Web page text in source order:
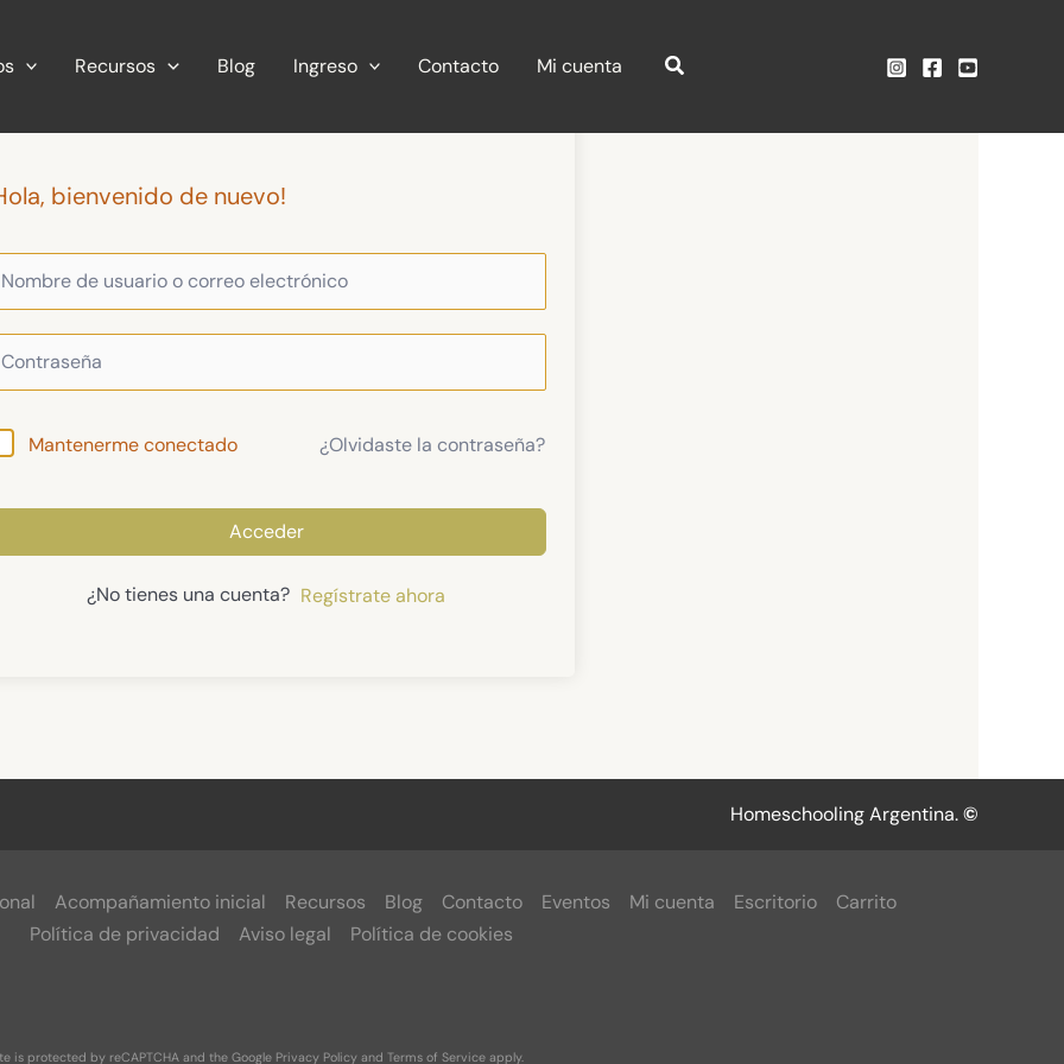
Recursos Blog Ingreso Contacto Mi cuenta
bienvenido de nuevo!
Mantenerme conectado ¿Olvidaste la contraseña?
Acceder
¿No tienes una cuenta? Regístrate ahora
Homeschooling Argentina.©
Acompañamiento inicial Recursos Blog Contacto Eventos Mi cuenta Escritorio
Carrito
Política de privacidad
Aviso legal Política de cookies
is protected by reCAPTCHA and the Google Privacy Policyand Terms of Serviceapply.